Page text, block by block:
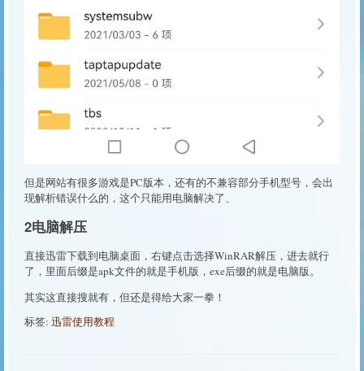
但是网站有很多游戏是PC版本，还有的不兼容部分手机型号，会出
现解析错误什么的，这个只能用电脑解决了、
2电脑解压
直接迅雷下载到电脑桌面，右键点击选择WinRAR解压，进去就行
了，里面后缀是apk文件的就是手机版，exe后缀的就是电脑版。
其实这直接搜就有，但还是得给大家一拳！
标签: 迅雷使用教程